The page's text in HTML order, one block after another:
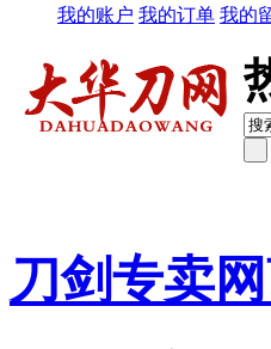
我的账户 我的订单 我的
刀剑专卖